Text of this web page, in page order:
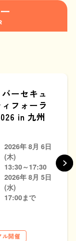
ーセキュ
ィフォーラ
in 九州
2026年 8月 6日
(木)
13:30～17:30
2026年 8月 5日
(水)
17:00まで
ル開催